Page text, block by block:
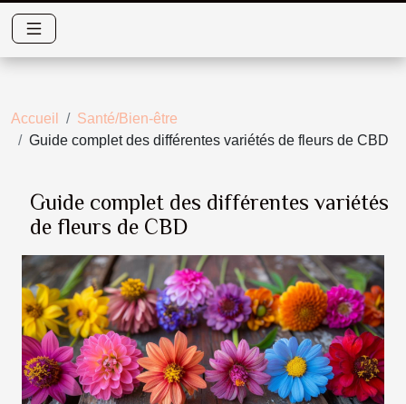
Accueil
Santé/Bien-être
Guide complet des différentes variétés de fleurs de CBD
Guide complet des différentes variétés
de fleurs de CBD